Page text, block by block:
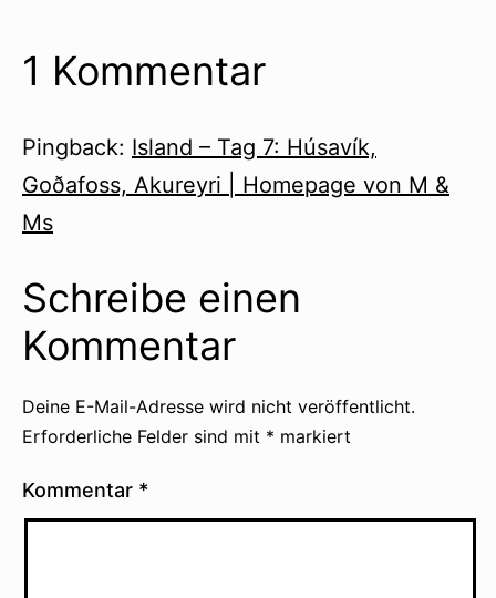
1 Kommentar
Pingback: Island – Tag 7: Húsavík,
Goðafoss, Akureyri | Homepage von M &
Ms
Schreibe einen
Kommentar
Deine E-Mail-Adresse wird nicht veröffentlicht.
Erforderliche Felder sind mit * markiert
Kommentar *